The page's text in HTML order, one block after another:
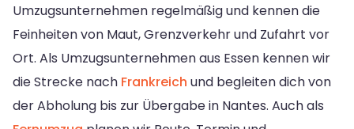
Umzugsunternehmen regelmäßig und kennen die
Feinheiten von Maut, Grenzverkehr und Zufahrt vor
Ort. Als Umzugsunternehmen aus Essen kennen wir
die Strecke nach Frankreich und begleiten dich von
der Abholung bis zur Übergabe in Nantes. Auch als